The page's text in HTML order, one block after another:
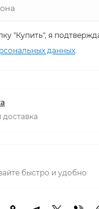
"Купить", я
данных
доставка
быстро и удобно